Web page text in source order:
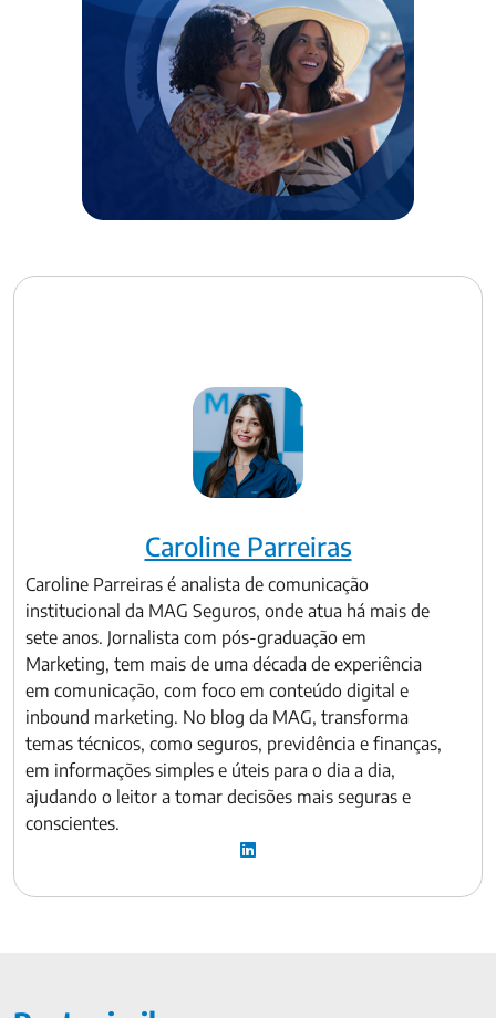
Caroline Parreiras
Caroline Parreiras é analista de comunicação
institucional da MAG Seguros, onde atua há mais de
sete anos. Jornalista com pós-graduação em
Marketing, tem mais de uma década de experiência
em comunicação, com foco em conteúdo digital e
inbound marketing. No blog da MAG, transforma
temas técnicos, como seguros, previdência e finanças,
em informações simples e úteis para o dia a dia,
ajudando o leitor a tomar decisões mais seguras e
conscientes.